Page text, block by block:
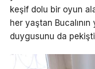
keşif dolu bir oyun
her yaştan
duygusunu da